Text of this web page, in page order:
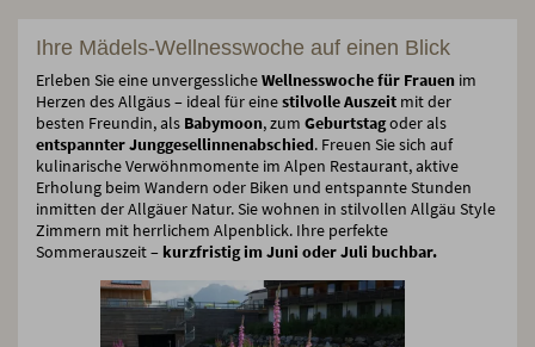
Ihre Mädels-Wellnesswoche auf einen Blick
Erleben Sie eine unvergesslicheWellnesswoche für Frauen im
Herzen des Allgäus – ideal für einestilvolle Auszeit mit der
besten Freundin, als Babymoon, zum Geburtstagoder als
entspannter Junggesellinnenabschied. Freuen Sie sich auf
kulinarische Verwöhnmomente im Alpen Restaurant, aktive
Erholung beim Wandern oder Biken und entspannte Stunden
inmitten der Allgäuer Natur. Sie wohnen in stilvollen Allgäu Style
Zimmern mit herrlichem Alpenblick. Ihre perfekte
Sommerauszeit – kurzfristig im Juni oder Juli buchbar.